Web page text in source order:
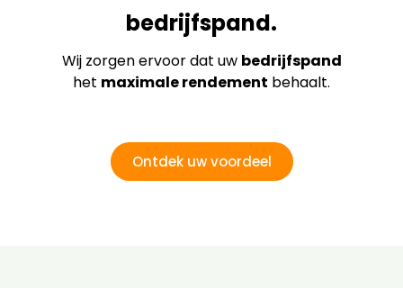
bedrijfspand.
Wij zorgen ervoor dat uw bedrijfspand
het maximale rendement behaalt.
Ontdek uw voordeel